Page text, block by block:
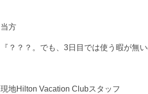
当方
『？？？。でも、3日目では使う暇が無
現地Hilton Vacation Clubスタッフ